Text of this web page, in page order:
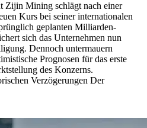
Zijin Mining schlägt nach einer
Kurs bei seiner internationalen
geplanten Milliarden-
sich das Unternehmen nun
Dennoch untermauern
Prognosen für das erste
des Konzerns.
Verzögerungen Der